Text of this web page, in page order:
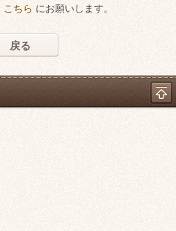
こちら にお願いします。
戻る